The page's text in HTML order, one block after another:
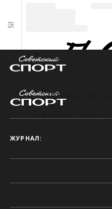
Техническая
Произошла ошибка.
ЖУРНАЛ: